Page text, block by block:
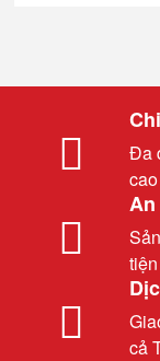
Đa
An
cả